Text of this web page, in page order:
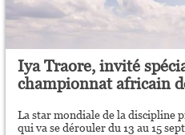
Iya Traore, invité
championnat africain
La star mondiale de la discipline
qui va se dérouler du 13 au 15